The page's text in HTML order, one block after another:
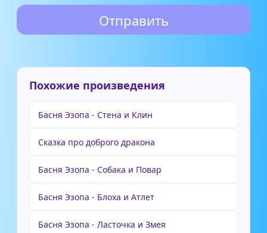
Похожие произведения
Басня Эзопа - Стена и Клин
Сказка про доброго дракона
Басня Эзопа - Собака и Повар
Басня Эзопа - Блоха и Атлет
Басня Эзопа - Ласточка и Змея